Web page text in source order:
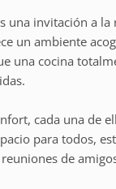
una invitación a la
un ambiente
una cocina
cada una de
para todos,
de